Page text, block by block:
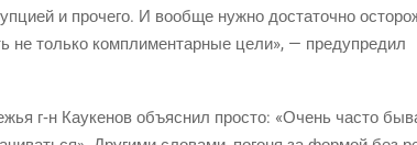
и про­че­го. И вооб­ще нуж­но доста­точ­но
не толь­ко ком­пли­мен­тар­ные цели», — пре­ду­пре­дил
г‑н Кау­ке­нов объ­яс­нил про­сто: «Очень часто